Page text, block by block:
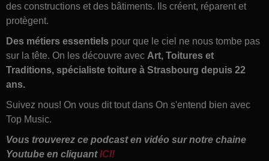
des constructions et des bâtiments. Ils créent, réparent et
protègent.
Des métiers essentiels pour que le ciel ne nous tombe pas
sur la tête. On les découvre avec Art, Toitures et
Traditions, spécialiste toiture à Strasbourg depuis 22
ans.
Suivez nous! On vous dit tout dans On s'entend bien avec
Top Music.
Vous trouverez ce podcast en vidéo sur notre chaine
Youtube en cliquantICI!